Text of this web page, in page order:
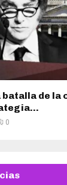
de la
0